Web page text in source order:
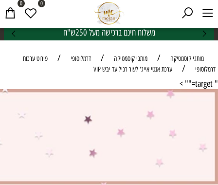
משלוח חינם ברכישה מעל 250ש"ח
0 0
מותגי קוסמטיקה / מותגי קוסמטיקה / דרמלוסופי /
פירוט ערכות
דרמלוסופי
/ ערכת אנטי אייג' לעור רגיל עד יבש VIP
" target="" >